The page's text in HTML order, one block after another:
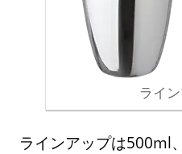
ライ
ラインアップは500ml